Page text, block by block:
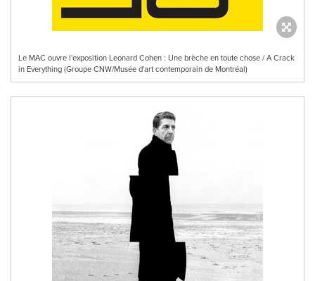
Le MAC ouvre l'exposition Leonard Cohen : Une brèche en toute chose / A Crack
in Everything (Groupe CNW/Musée d'art contemporain de Montréal)